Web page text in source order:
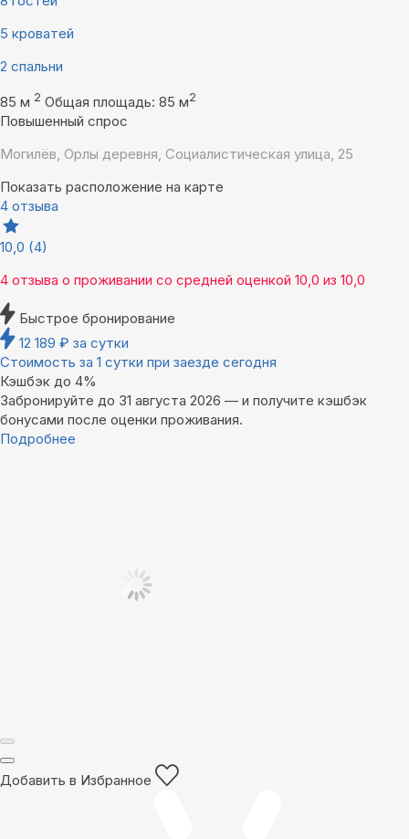
5 кроватей
2 спальни
85 м 2 Общая площадь: 85 м2
Повышенный спрос
Могилёв, Орлы деревня, Социалистическая улица, 25
Показать расположение на карте
4 отзыва
10,0 (4)
4 отзыва о проживании со средней оценкой 10,0 из 10,0
Быстрое бронирование
12 189 ₽ за сутки
Стоимость за 1 сутки при заезде сегодня
Кэшбэк до 4%
Забронируйте до 31 августа 2026 — и получите кэшбэк
бонусами после оценки проживания.
Подробнее
Добавить в Избранное